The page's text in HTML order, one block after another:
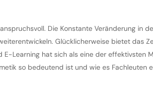
Die Konstante Veränderung in
Glücklicherweise bietet das
Learning hat sich als eine der effektivsten
so bedeutend ist und wie es Fachleuten